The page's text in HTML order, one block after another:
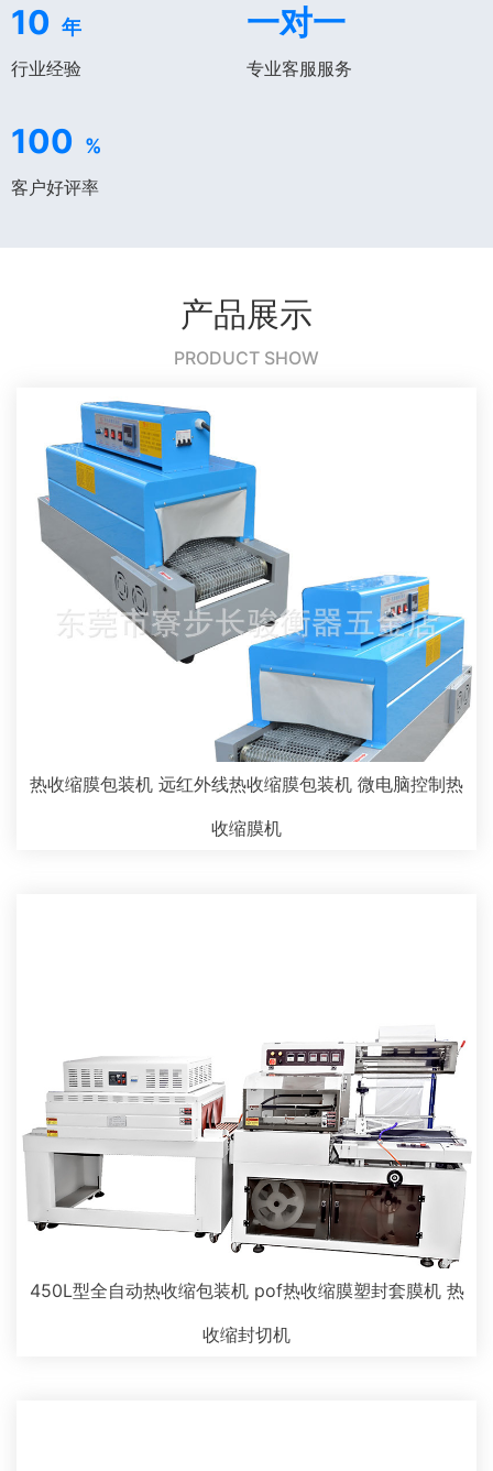
10 年
行业经验
一对一
专业客服服务
100 %
客户好评率
产品展示
PRODUCT SHOW
热收缩膜包装机 远红外线热收缩膜包装机 微电脑控制热
收缩膜机
450L型全自动热收缩包装机 pof热收缩膜塑封套膜机 热
收缩封切机